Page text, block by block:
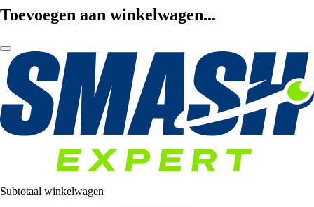
Toevoegen aan winkelwagen...
Subtotaal winkelwagen